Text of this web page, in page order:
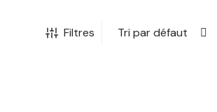
Filtres